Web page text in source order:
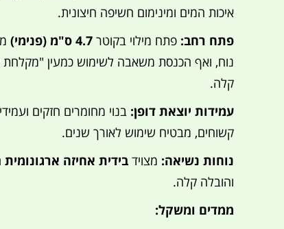
איכות המים ומינימום חשיפה חיצונית.
פתח רחב: פתח מילוי בקוטר4.7 ס"מ (פנימי)
נוח, ואף הכנסת משאבה לשימוש כמעין
קלה.
עמידות יוצאת דופן: בנוי מחומרים חזקים
קשוחים, מבטיח שימוש לאורך שנים.
נוחות נשיאה: מצוידבידית אחיזה ארגונומית
והובלה קלה.
ממדים ומשקל: